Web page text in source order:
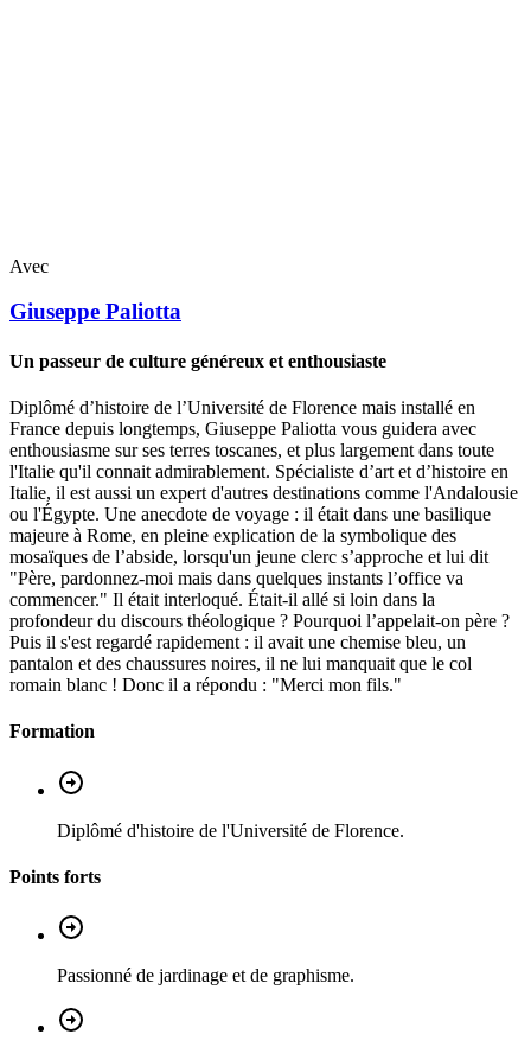
Avec
Giuseppe Paliotta
Un passeur de culture généreux et enthousiaste
Diplômé d’histoire de l’Université de Florence mais installé en
France depuis longtemps, Giuseppe Paliotta vous guidera avec
enthousiasme sur ses terres toscanes, et plus largement dans toute
l'Italie qu'il connait admirablement. Spécialiste d’art et d’histoire en
Italie, il est aussi un expert d'autres destinations comme l'Andalousie
ou l'Égypte. Une anecdote de voyage : il était dans une basilique
majeure à Rome, en pleine explication de la symbolique des
mosaïques de l’abside, lorsqu'un jeune clerc s’approche et lui dit
"Père, pardonnez-moi mais dans quelques instants l’office va
commencer." Il était interloqué. Était-il allé si loin dans la
profondeur du discours théologique ? Pourquoi l’appelait-on père ?
Puis il s'est regardé rapidement : il avait une chemise bleu, un
pantalon et des chaussures noires, il ne lui manquait que le col
romain blanc ! Donc il a répondu : "Merci mon fils."
Formation
Diplômé d'histoire de l'Université de Florence.
Points forts
Passionné de jardinage et de graphisme.